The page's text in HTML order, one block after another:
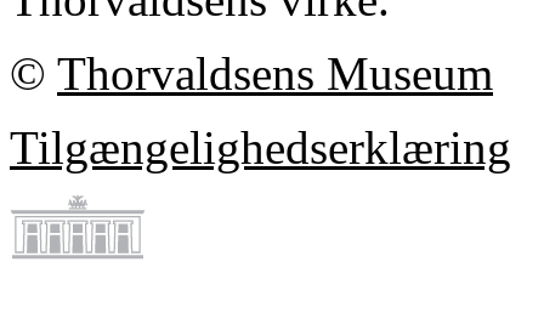
© Thorvaldsens Museum
Tilgængelighedserklæring